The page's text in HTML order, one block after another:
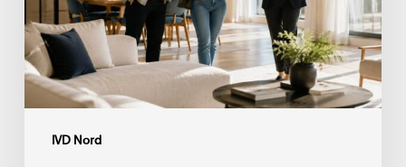
IVD Nord
aus
Interesse
eine
Kaufentscheidung